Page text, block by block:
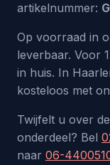
artikelnummer:
Op voorraad in
leverbaar. Voor
in huis. In
kosteloos met
Twijfelt u over
onderdeel? Bel
naar 06-